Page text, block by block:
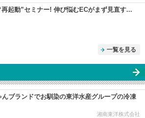
再起動”セミナー! 伸び悩むECがまず見直す...
一覧を見る
んブランドでお馴染の東洋水産グループの冷凍
湘南東洋株式会社